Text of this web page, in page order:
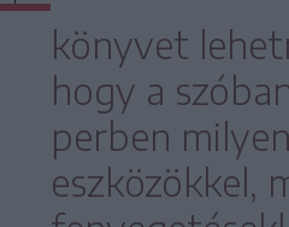
könyvet
hogy a
perben milyen
eszközökkel,